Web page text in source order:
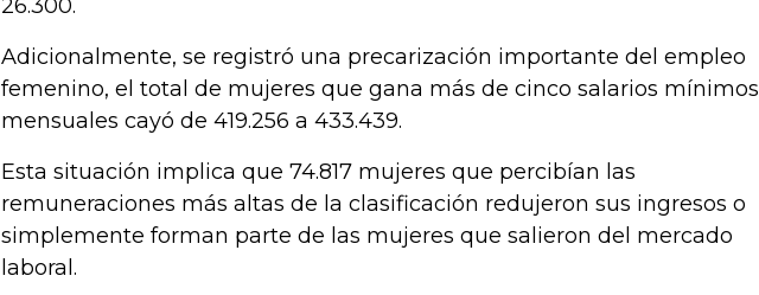
26.300.
Adicionalmente, se registró una precarización importante del empleo
femenino, el total de mujeres que gana más de cinco salarios mínimos
mensuales cayó de 419.256 a 433.439.
Esta situación implica que 74.817 mujeres que percibían las
remuneraciones más altas de la clasificación redujeron sus ingresos o
simplemente forman parte de las mujeres que salieron del mercado
laboral.